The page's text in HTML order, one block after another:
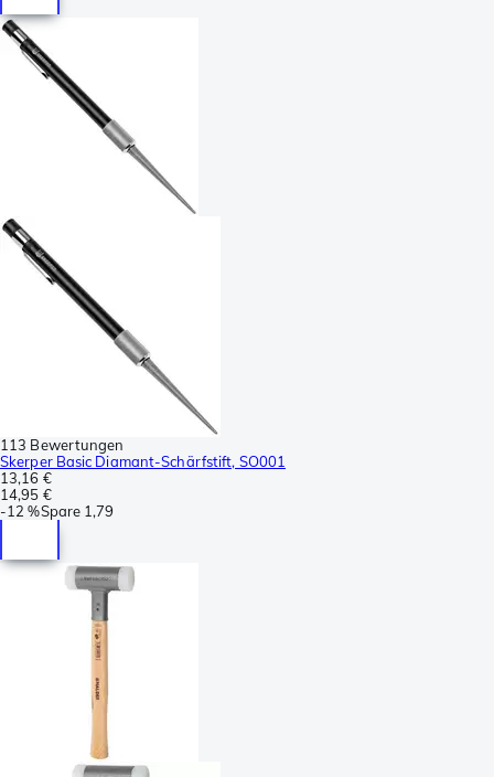
113 Bewertungen
Skerper Basic Diamant-Schärfstift, SO001
13,16 €
14,95 €
-12 %Spare 1,79